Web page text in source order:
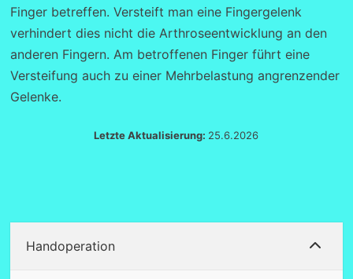
Finger betreffen. Versteift man eine Fingergelenk
verhindert dies nicht die Arthroseentwicklung an den
anderen Fingern. Am betroffenen Finger führt eine
Versteifung auch zu einer Mehrbelastung angrenzender
Gelenke.
Letzte Aktualisierung: 25.6.2026
Handoperation